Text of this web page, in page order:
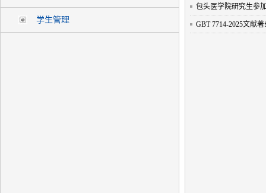
学生管理
包头医学院研究生参
GBT 7714-2025文献